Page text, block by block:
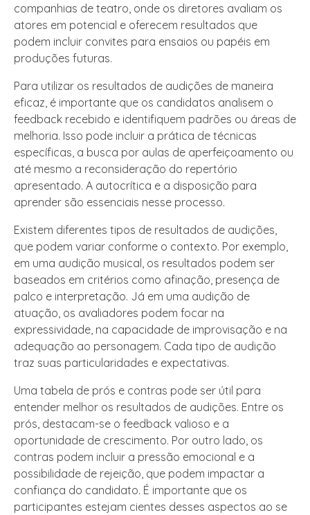
companhias de teatro, onde os diretores avaliam os
atores em potencial e oferecem resultados que
podem incluir convites para ensaios ou papéis em
produções futuras.
Para utilizar os resultados de audições de maneira
eficaz, é importante que os candidatos analisem o
feedback recebido e identifiquem padrões ou áreas de
melhoria. Isso pode incluir a prática de técnicas
específicas, a busca por aulas de aperfeiçoamento ou
até mesmo a reconsideração do repertório
apresentado. A autocrítica e a disposição para
aprender são essenciais nesse processo.
Existem diferentes tipos de resultados de audições,
que podem variar conforme o contexto. Por exemplo,
em uma audição musical, os resultados podem ser
baseados em critérios como afinação, presença de
palco e interpretação. Já em uma audição de
atuação, os avaliadores podem focar na
expressividade, na capacidade de improvisação e na
adequação ao personagem. Cada tipo de audição
traz suas particularidades e expectativas.
Uma tabela de prós e contras pode ser útil para
entender melhor os resultados de audições. Entre os
prós, destacam-se o feedback valioso e a
oportunidade de crescimento. Por outro lado, os
contras podem incluir a pressão emocional e a
possibilidade de rejeição, que podem impactar a
confiança do candidato. É importante que os
participantes estejam cientes desses aspectos ao se